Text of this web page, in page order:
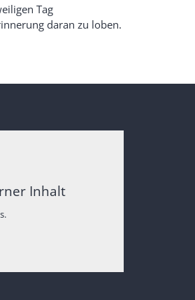
Tag
daran zu loben.
Inhalt